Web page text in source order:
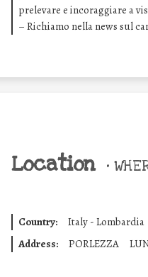
prelevare e incoraggiare a
– Richiamo nella news sul
Location •
Country:
Italy - Lombardia
Address:
PORLEZZA